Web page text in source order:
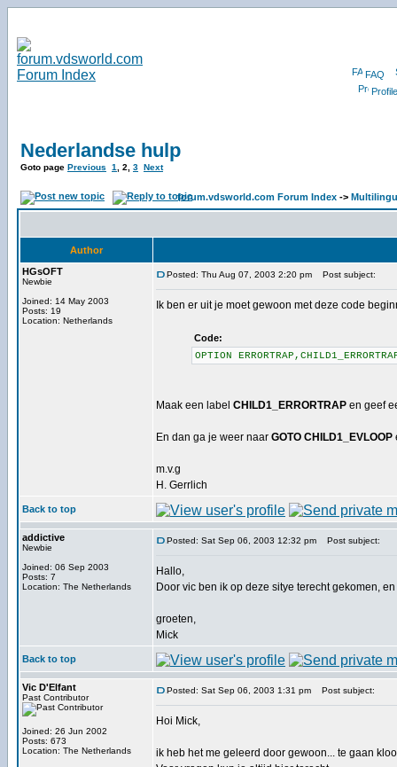
FAQ
Profile
Nederlandse hulp
Goto page Previous 1 2 3 Next
forum.vdsworld.com Forum Index ->
Author
HGsOFT
Newbie
Joined: 14 May 2003
Posts: 19
Location: Netherlands
Posted: Thu Aug 07, 2003 2:20 pm Post subject:
Ik ben er uit je moet gewoon met deze code
Code:
OPTION
Maak een label CHILD1_ERRORTRAP en geef
En dan ga je weer naar GOTO CHILD1_EVLOOP
m.v.g
H. Gerrlich
Back to top
addictive
Newbie
Joined: 06 Sep 2003
Posts: 7
Location: The Netherlands
Posted: Sat Sep 06, 2003 12:32 pm Post subject:
Hallo,
Door vic ben ik op deze sitye terecht gekomen,
groeten,
Mick
Back to top
Vic D'Elfant
Past Contributor
Joined: 26 Jun 2002
Posts: 673
Location: The Netherlands
Posted: Sat Sep 06, 2003 1:31 pm Post subject:
Hoi Mick,
ik heb het me geleerd door gewoon... te gaan